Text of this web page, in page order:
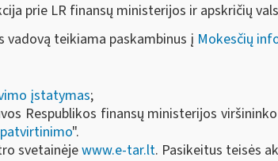
prie LR finansų ministerijos ir apskričių
vadovą teikiama paskambinus į Mokesčių
įstatymas;
Respublikos finansų ministerijos
".
svetainėjewww.e-tar.lt. Pasikeitus teisės